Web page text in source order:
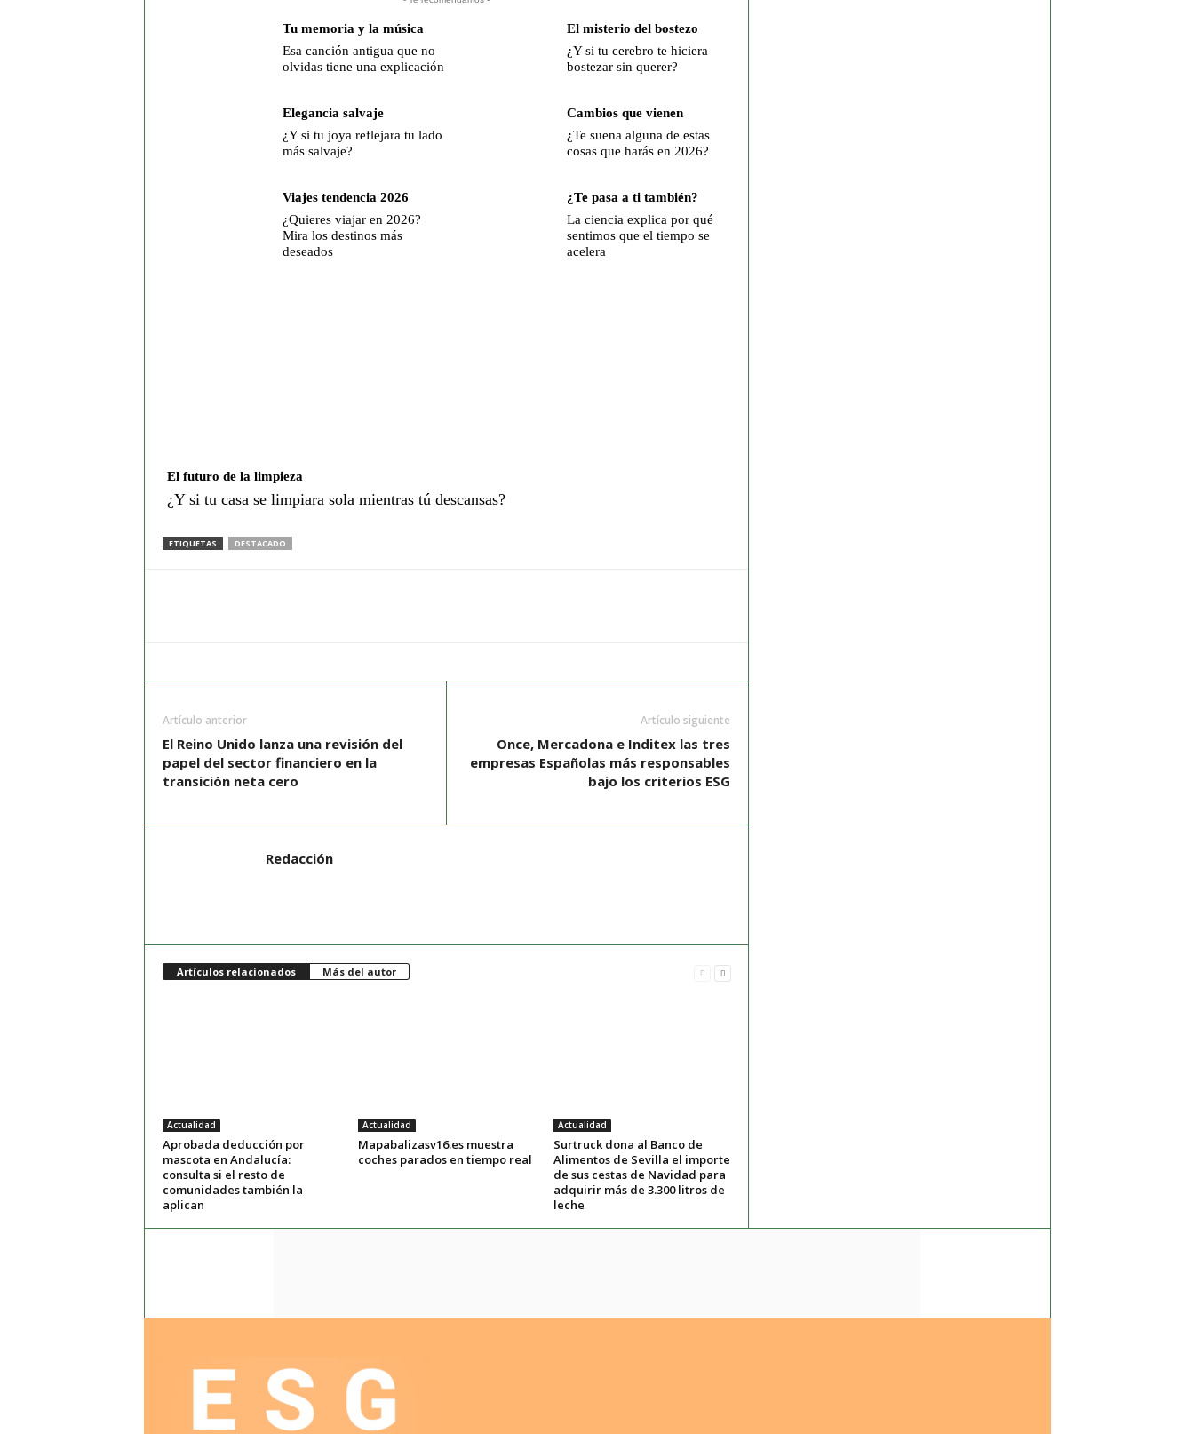
Tu memoria y la música
Esa canción antigua que no
olvidas tiene una explicación
El misterio del bostezo
¿Y si tu cerebro te hiciera
bostezar sin querer?
Elegancia salvaje
¿Y si tu joya reflejara tu lado
más salvaje?
Cambios que vienen
¿Te suena alguna de estas
cosas que harás en 2026?
Viajes tendencia 2026
¿Quieres viajar en 2026?
Mira los destinos más
deseados
¿Te pasa a ti también?
La ciencia explica por qué
sentimos que el tiempo se
acelera
El futuro de la limpieza
¿Y si tu casa se limpiara sola mientras tú descansas?
ETIQUETAS DESTACADO
Artículo anterior
El Reino Unido lanza una revisión del
papel del sector financiero en la
transición neta cero
Artículo siguiente
Once, Mercadona e Inditex las tres
empresas Españolas más responsables
bajo los criterios ESG
Redacción
Artículos relacionados Más del autor
Actualidad
Aprobada deducción por
mascota en Andalucía:
consulta si el resto de
comunidades también la
aplican
Actualidad
Mapabalizasv16.es muestra
coches parados en tiempo real
Actualidad
Surtruck dona al Banco de
Alimentos de Sevilla el importe
de sus cestas de Navidad para
adquirir más de 3.300 litros de
leche